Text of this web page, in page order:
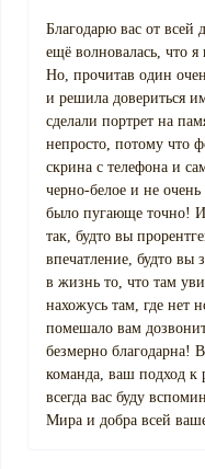
Благодарю вас от всей
ещё волновалась, что я
Но, прочитав один
и решила довериться
сделали портрет на
непросто, потому что
скрина с телефона и
черно-белое и не очень
было пугающе точно!
так, будто вы
впечатление, будто вы
в жизнь то, что там
нахожусь там, где нет
помешало вам
безмерно
команда, ваш подход
всегда вас буду
Мира и добра всей